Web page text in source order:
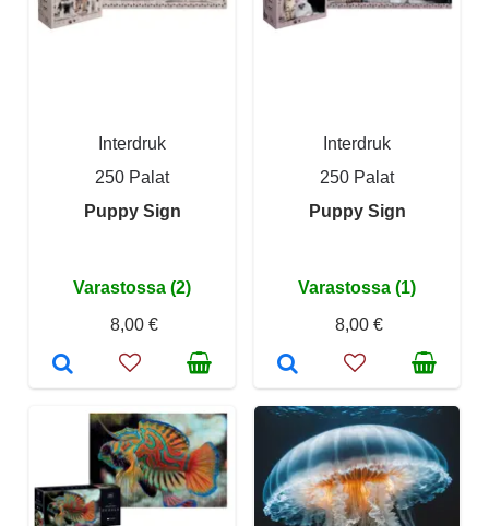
Interdruk
250 Palat
Puppy Sign
Varastossa (2)
8,00 €
Interdruk
250 Palat
Puppy Sign
Varastossa (1)
8,00 €